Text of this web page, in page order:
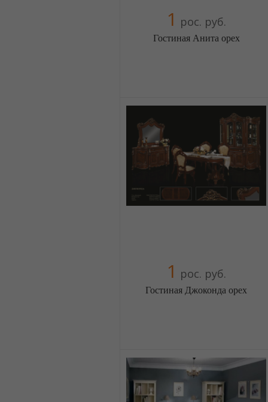
1 рос. руб.
Гостиная Анита орех
5 отзыв(а), 100% положительных
Компания верифицирована
+38(044) 2298919
+38(067) 4454541
1 рос. руб.
Гостиная Джоконда орех
5 отзыв(а), 100% положительных
Компания верифицирована
+38(044) 2298919